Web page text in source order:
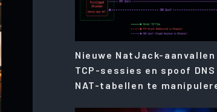
Nieuwe NatJack-aanvallen
TCP-sessies en spoof
NAT-tabellen te